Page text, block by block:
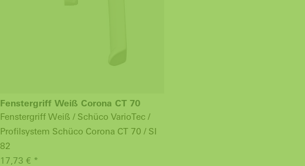
Fenstergriff Weiß Corona CT 70
Fenstergriff Weiß / Schüco VarioTec /
Profilsystem Schüco Corona CT 70 / SI
82
17,73 € *